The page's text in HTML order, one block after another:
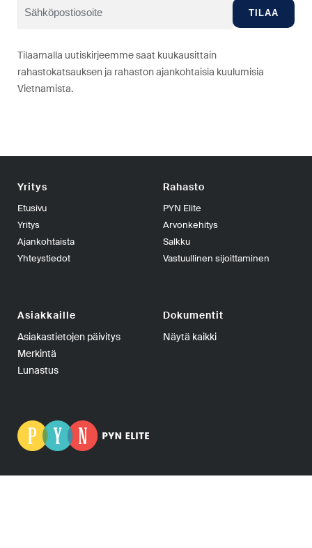
Tilaamalla uutiskirjeemme saat kuukausittain
rahastokatsauksen ja rahaston ajankohtaisia kuulumisia
Vietnamista.
Yritys
Etusivu
Yritys
Ajankohtaista
Yhteystiedot
Rahasto
PYN Elite
Arvonkehitys
Salkku
Vastuullinen sijoittaminen
Asiakkaille
Asiakastietojen päivitys
Merkintä
Lunastus
Dokumentit
Näytä kaikki